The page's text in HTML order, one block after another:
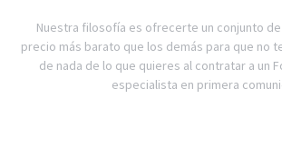
Nuestra filosofía es ofrecerte un conjunto
precio más barato que los demás para que no
de nada de lo que quieres al contratar a un
especialista en primera